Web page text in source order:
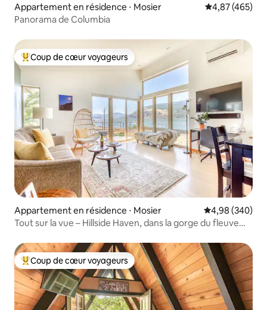
Appartement en résidence ⋅ Mosier Évaluation
4,87 (465)
Panorama de Columbia
Coups de cœur voyageurs les plus appréciés
Coup de cœur voyageurs
Appartement en résidence ⋅ Mosier Évaluation
4,98 (340)
Tout sur la vue – Hillside Haven, dans la gorge du fleuve
Coups de cœur voyageurs les plus appréciés
Coup de cœur voyageurs